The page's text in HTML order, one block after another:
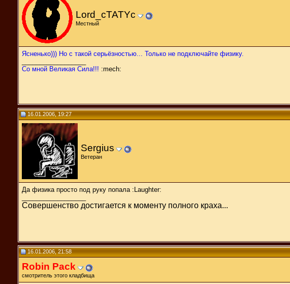
Lord_cTATYc
Местный
Ясненько))) Но с такой серьёзностью... Только не подключайте физику.
Со мной Великая Сила!!! :mech:
16.01.2006, 19:27
Sergius
Ветеран
Да физика просто под руку попала :Laughter:
Совершенство достигается к моменту полного краха...
16.01.2006, 21:58
Robin Pack
смотритель этого кладбища